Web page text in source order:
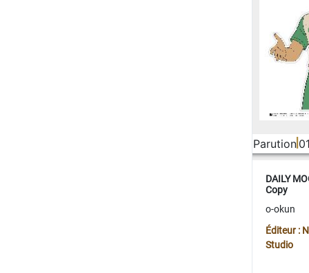
Parution
DAILY
Copy
o-okun
Éditeur :
Studio